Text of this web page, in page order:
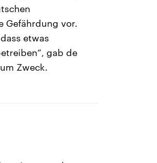
Gefährdung vor.
etwas
gab de
Zweck.